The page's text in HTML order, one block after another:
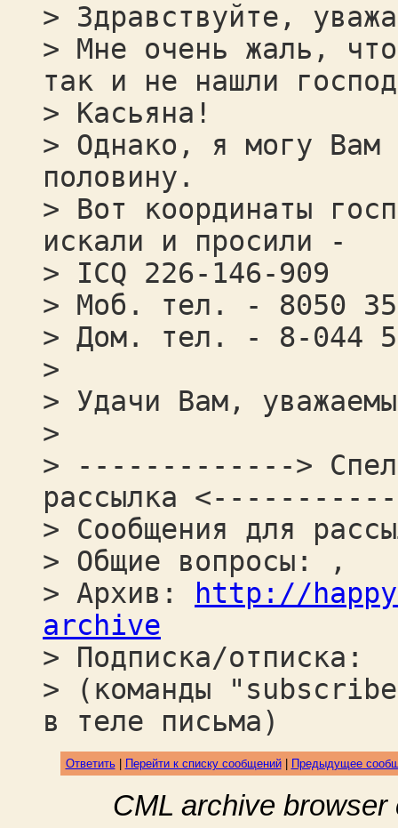
> Здравствуйте,
> Мне очень жаль,
так и не нашли
> Касьяна!
> Однако, я могу Вам
половину.
> Вот координаты
искали и просили -
> ICQ 226-146-909
> Моб. тел. - 8050
> Дом. тел. - 8-044
>
> Удачи Вам,
>
> ------------->
рассылка
> Сообщения для
> Общие вопросы: ,
> Архив:
http://
archive
> Подписка/отписка:
> (команды
в теле письма)
Ответить| Перейти к списку сообщений| Предыдущее
CML archive